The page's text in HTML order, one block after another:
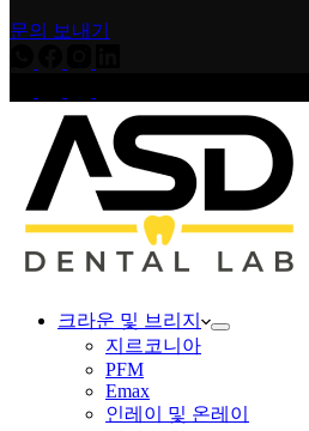
문의 보내기
크라운 및 브리지
지르코니아
PFM
Emax
인레이 및 온레이